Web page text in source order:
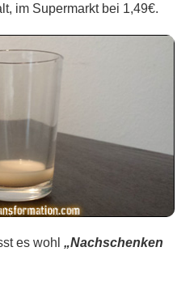
im Supermarkt bei 1,49€.
es wohl „Nachschenken